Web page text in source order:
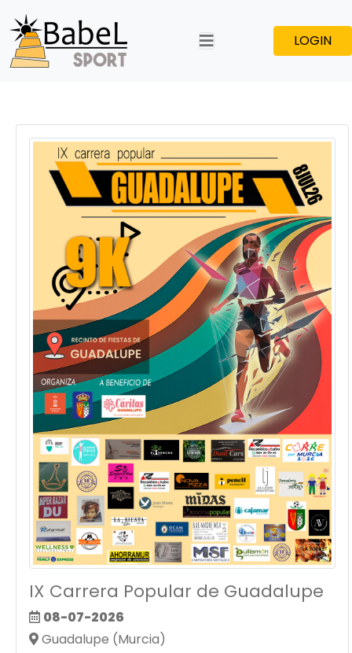
LOGIN
IX Carrera Popular de Guadalupe
08-07-2026
Guadalupe (Murcia)